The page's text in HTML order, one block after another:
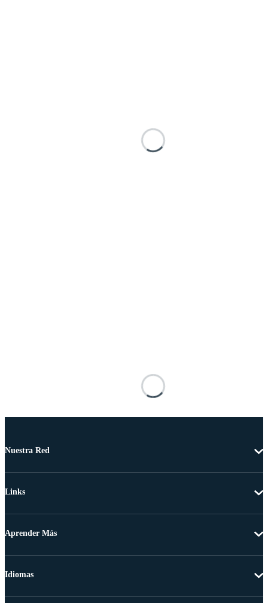
Nuestra Red
Links
Aprender Más
Idiomas